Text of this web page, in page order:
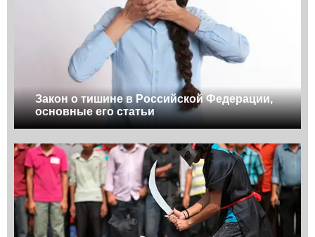
Закон о тишине в Российской Федерации,
основные его статьи